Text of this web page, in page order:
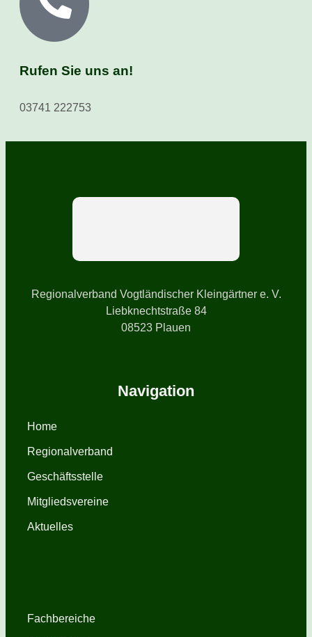
Rufen Sie uns an!
03741 222753
Regionalverband Vogtländischer Kleingärtner e. V.
Liebknechtstraße 84
08523 Plauen
Navigation
Home
Regionalverband
Geschäftsstelle
Mitgliedsvereine
Aktuelles
Fachbereiche